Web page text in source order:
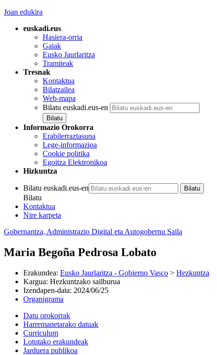
Joan edukira
euskadi.eus
Hasiera-orria
Gaiak
Eusko Jaurlaritza
Tramiteak
Tresnak
Kontaktua
Bilatzailea
Web-mapa
Bilatu euskadi.eus-en
Informazio Orokorra
Erabilerraztasuna
Lege-informazioa
Cookie politika
Egoitza Elektronikoa
Hizkuntza
Bilatu euskadi.eus-en
Bilatu
Kontaktua
Nire karpeta
Gobernantza, Administrazio Digital eta Autogobernu Saila
Maria Begoña Pedrosa Lobato
Erakundea: Eusko Jaurlaritza - Gobierno Vasco > Hezkuntza
Kargua: Hezkuntzako sailburua
Izendapen-data: 2024/06/25
Organigrama
Datu orokorrak
Harremanetarako datuak
Curriculum
Lotutako erakundeak
Jarduera publikoa